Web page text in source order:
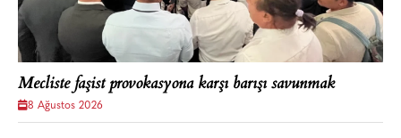
Mecliste faşist provokasyona karşı barışı savunmak
8 Ağustos 2026